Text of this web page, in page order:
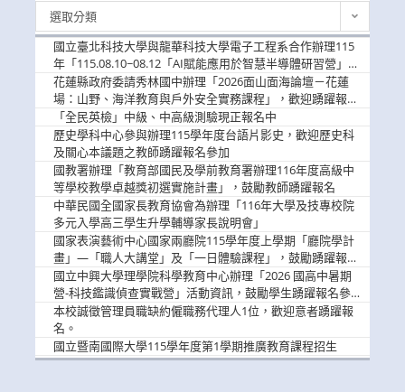
選取分類
國立臺北科技大學與龍華科技大學電子工程系合作辦理115
年「115.08.10~08.12「AI賦能應用於智慧半導體研習營」，
歡迎學生踴躍報名參加
花蓮縣政府委請秀林國中辦理「2026面山面海論壇－花蓮
場：山野、海洋教育與戶外安全實務課程」，歡迎踴躍報名
參加
「全民英檢」中級、中高級測驗現正報名中
歷史學科中心參與辦理115學年度台語片影史，歡迎歷史科
及關心本議題之教師踴躍報名參加
國教署辦理「教育部國民及學前教育署辦理116年度高級中
等學校教學卓越獎初選實施計畫」，鼓勵教師踴躍報名
中華民國全國家長教育協會為辦理「116年大學及技專校院
多元入學高三學生升學輔導家長說明會」
國家表演藝術中心國家兩廳院115學年度上學期「廳院學計
畫」—「職人大講堂」及「一日體驗課程」，鼓勵踴躍報名
參與。
國立中興大學理學院科學教育中心辦理「2026 國高中暑期
營-科技鑑識偵查實戰營」活動資訊，鼓勵學生踴躍報名參
加。
本校誠徵管理員職缺約僱職務代理人1位，歡迎意者踴躍報
名。
國立暨南國際大學115學年度第1學期推廣教育課程招生